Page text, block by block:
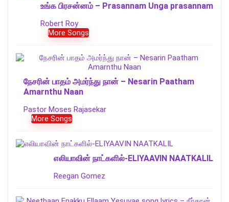
உங்க பிரசன்னம் – Prasannam Unga prasannam
Robert Roy
More Songs
நேசரின் பாதம் அமர்ந்து நான் – Nesarin Paatham
Amarnthu Naan
Pastor Moses Rajasekar
More Songs
எலியாவின் நாட்களில்-ELIYAAVIN NAATKALIL
Reegan Gomez